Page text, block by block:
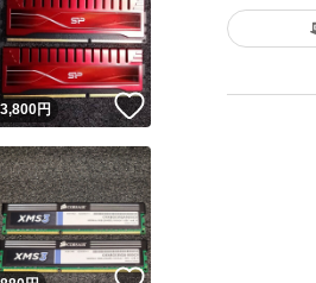
ね！
3,800円 いいね！